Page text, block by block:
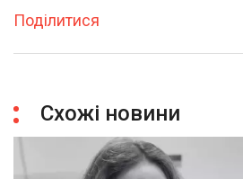
Поділитися
Схожі новини